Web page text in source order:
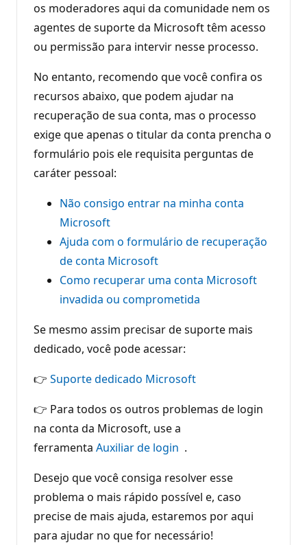
os moderadores aqui da comunidade nem os
agentes de suporte da Microsoft têm acesso
ou permissão para intervir nesse processo.
No entanto, recomendo que você confira os
recursos abaixo, que podem ajudar na
recuperação de sua conta, mas o processo
exige que apenas o titular da conta prencha o
formulário pois ele requisita perguntas de
caráter pessoal:
Não consigo entrar na minha conta
Microsoft
Ajuda com o formulário de recuperação
de conta Microsoft
Como recuperar uma conta Microsoft
invadida ou comprometida
Se mesmo assim precisar de suporte mais
dedicado, você pode acessar:
👉 Suporte dedicado Microsoft
👉 Para todos os outros problemas de login
na conta da Microsoft, use a
ferramenta Auxiliar de login .
Desejo que você consiga resolver esse
problema o mais rápido possível e, caso
precise de mais ajuda, estaremos por aqui
para ajudar no que for necessário!